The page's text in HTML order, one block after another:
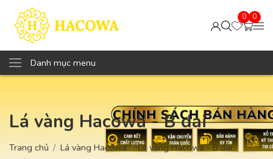
0 0
Danh mục menu
Lá vàng Hacowa - B dai
Trang chủ Lá vàng Hacowa Lá vàng Hacowa - B dai